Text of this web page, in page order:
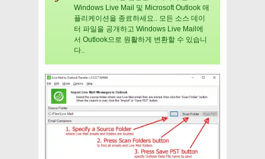
Windows Live Mail 및 Microsoft Outlook 애
플리케이션을 종료하세요.. 모든 소스 데이
터 파일을 공개하고 Windows Live Mail에
서 Outlook으로 원활하게 변환할 수 있습니
다..